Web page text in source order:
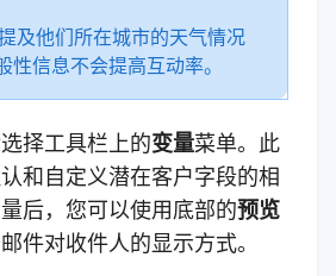
及他们所在城市的天气情况
性信息不会提高互动率。
择工具栏上的变量菜单。此
和自定义潜在客户字段的相
后，您可以使用底部的预览
件对收件人的显示方式。